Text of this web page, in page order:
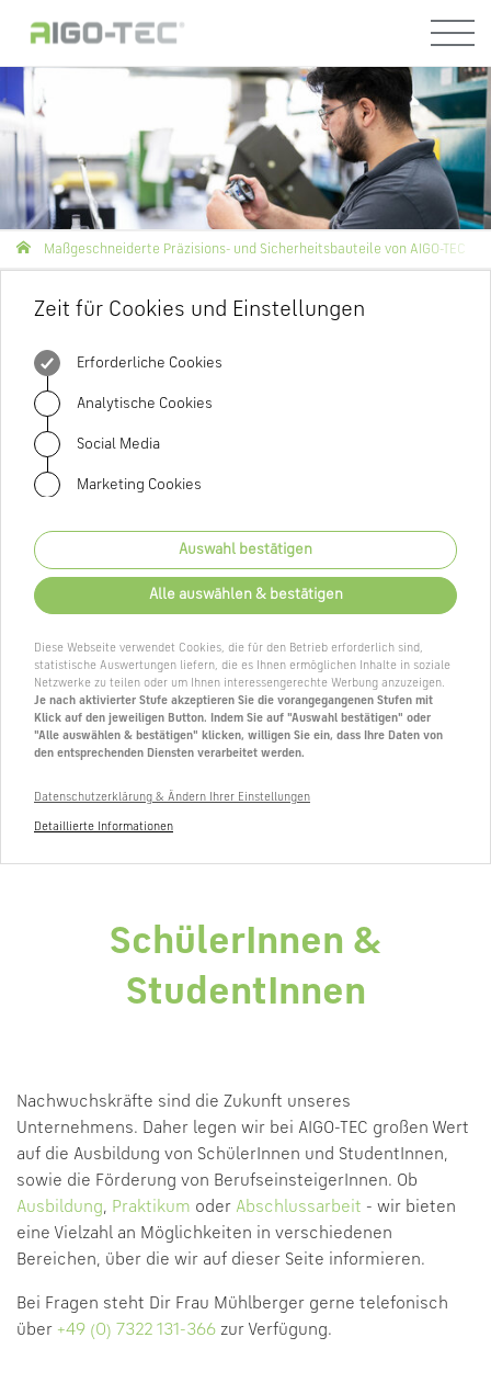
Maßgeschneiderte Präzisions- und Sicherheitsbauteile von AIGO-TEC
Zeit für Cookies und Einstellungen
Erforderliche Cookies
Analytische Cookies
Social Media
Marketing Cookies
Auswahl bestätigen
Alle auswählen & bestätigen
Diese Webseite verwendet Cookies, die für den Betrieb erforderlich sind,
statistische Auswertungen liefern, die es Ihnen ermöglichen Inhalte in soziale
Netzwerke zu teilen oder um Ihnen interessengerechte Werbung anzuzeigen.
Je nach aktivierter Stufe akzeptieren Sie die vorangegangenen Stufen mit
Klick auf den jeweiligen Button. Indem Sie auf "Auswahl bestätigen" oder
"Alle auswählen & bestätigen" klicken, willigen Sie ein, dass Ihre Daten von
den entsprechenden Diensten verarbeitet werden.
Datenschutzerklärung & Ändern Ihrer Einstellungen
Detaillierte Informationen
SchülerInnen &
StudentInnen
Nachwuchskräfte sind die Zukunft unseres
Unternehmens. Daher legen wir bei AIGO-TEC großen Wert
auf die Ausbildung von SchülerInnen und StudentInnen,
sowie die Förderung von BerufseinsteigerInnen. Ob
Ausbildung, Praktikum oder Abschlussarbeit - wir bieten
eine Vielzahl an Möglichkeiten in verschiedenen
Bereichen, über die wir auf dieser Seite informieren.
Bei Fragen steht Dir Frau Mühlberger gerne telefonisch
über +49 (0) 7322 131-366 zur Verfügung.
Menü